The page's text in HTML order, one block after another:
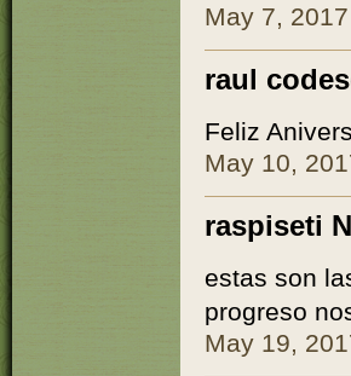
May 7, 2017
raul
Feliz
May 10,
raspiseti
estas son
progreso
May 19,